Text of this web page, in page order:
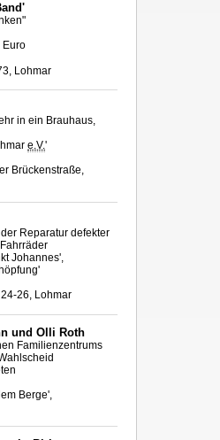
Euro
Lohmar
in ein Brauhaus,
e.V.'
Brückenstraße,
Reparatur defekter
Johannes',
26, Lohmar
und Olli Roth
Familienzentrums
Berge',